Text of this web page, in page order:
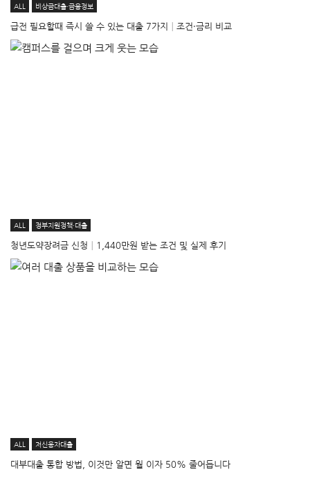
ALL 비상금대출·금융정보
급전 필요할때 즉시 쓸 수 있는 대출 7가지│조건·금리 비교
ALL 정부지원정책·대출
청년도약장려금 신청│1,440만원 받는 조건 및 실제 후기
ALL 저신용자대출
대부대출 통합 방법, 이것만 알면 월 이자 50% 줄어듭니다